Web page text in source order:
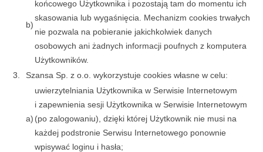
b)
końcowego Użytkownika i pozostają tam do momentu ich
skasowania lub wygaśnięcia. Mechanizm cookies trwałych
nie pozwala na pobieranie jakichkolwiek danych
osobowych ani żadnych informacji poufnych z komputera
Użytkowników.
3.
Szansa Sp. z o.o. wykorzystuje cookies własne w celu:
a)
uwierzytelniania Użytkownika w Serwisie Internetowym
i zapewnienia sesji Użytkownika w Serwisie Internetowym
(po zalogowaniu), dzięki której Użytkownik nie musi na
każdej podstronie Serwisu Internetowego ponownie
wpisywać loginu i hasła;